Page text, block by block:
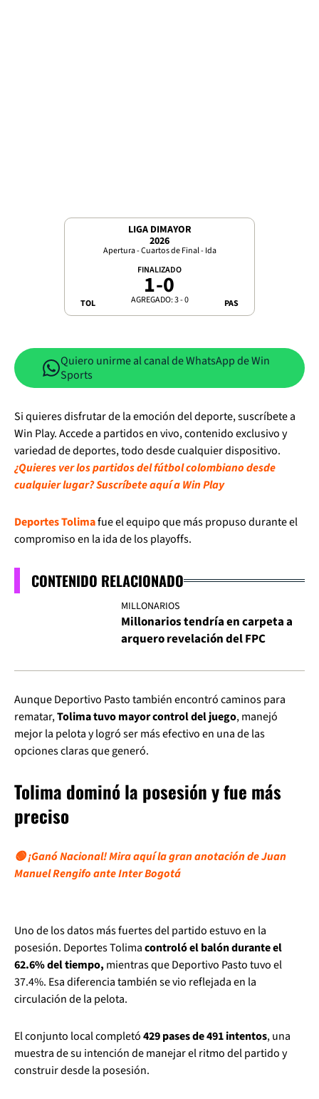
LIGA DIMAYOR
2026
Apertura - Cuartos de Final - Ida
TOL
FINALIZADO
1-0
AGREGADO: 3 - 0 PAS
Quiero unirme al canal de WhatsApp de Win
Sports
Si quieres disfrutar de la emoción del deporte, suscríbete a
Win Play. Accede a partidos en vivo, contenido exclusivo y
variedad de deportes, todo desde cualquier dispositivo.
¿Quieres ver los partidos del fútbol colombiano desde
cualquier lugar? Suscríbete aquí a Win Play
Deportes Tolimafue el equipo que más propuso durante el
compromiso en la ida de los playoffs.
CONTENIDO RELACIONADO
MILLONARIOS
Millonarios tendría en carpeta a
arquero revelación del FPC
Aunque Deportivo Pasto también encontró caminos para
rematar,Tolima tuvo mayor control del juego, manejó
mejor la pelota y logró ser más efectivo en una de las
opciones claras que generó.
Tolima dominó la posesión y fue más
preciso
🟢 ¡Ganó Nacional! Mira aquí la gran anotación de Juan
Manuel Rengifo ante Inter Bogotá
Uno de los datos más fuertes del partido estuvo en la
posesión. Deportes Tolimacontroló el balón durante el
62.6% del tiempo, mientras que Deportivo Pasto tuvo el
37.4%. Esa diferencia también se vio reflejada en la
circulación de la pelota.
El conjunto local completó429 pases de 491 intentos, una
muestra de su intención de manejar el ritmo del partido y
construir desde la posesión.